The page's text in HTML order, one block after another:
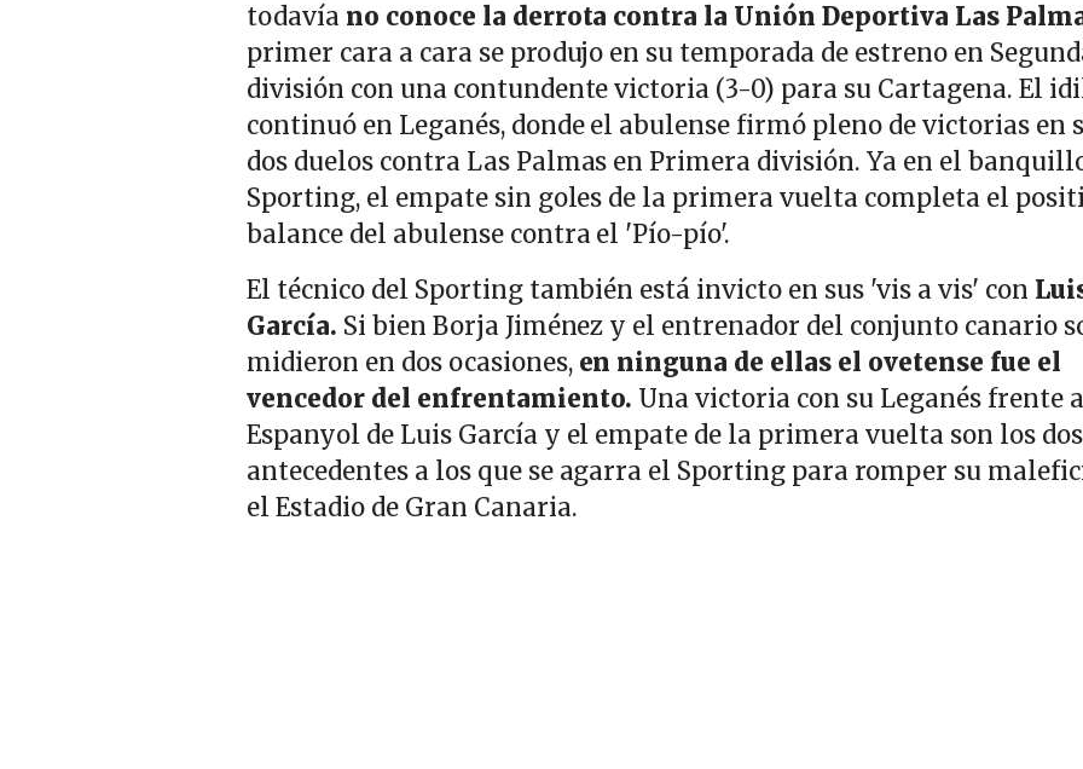
todavía no conoce la derrota contra la Unión Deportiva Las
primer cara a cara se produjo en su temporada de estreno en
división con una contundente victoria (3-0) para su Cartagena. El
continuó en Leganés, donde el abulense firmó pleno de victorias en
dos duelos contra Las Palmas en Primera división. Ya en el
Sporting, el empate sin goles de la primera vuelta completa el
balance del abulense contra el 'Pío-pío'.
El técnico del Sporting también está invicto en sus 'vis a vis' con
García. Si bien Borja Jiménez y el entrenador del conjunto canario
midieron en dos ocasiones, en ninguna de ellas el ovetense fue el
vencedor del enfrentamiento. Una victoria con su Leganés frente
Espanyol de Luis García y el empate de la primera vuelta son los dos
antecedentes a los que se agarra el Sporting para romper su
el Estadio de Gran Canaria.